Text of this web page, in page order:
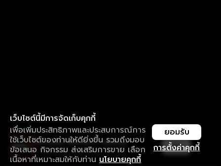
เว็บไซต์นี้มีการจัดเก็บคุกกี้
เพื่อเพิ่มประสิทธิภาพและประสบการณ์การ
ใช้เว็บไซต์ของท่านให้ดียิ่งขึ้น รวมถึงมอบ
ข้อเสนอ กิจกรรม ส่งเสริมการขาย เลือก
เนื้อหาที่เหมาะสมให้กับท่าน นโยบายคุกกี้
การตั้งค่าคุกกี้
ยอมรับ
ใช้งานแอป ลื่นไหลกว่า ไม่มีสะดุด
ดาวน์โหลดแอปเพื่อการรับชมที่ดีกว่า เปิด